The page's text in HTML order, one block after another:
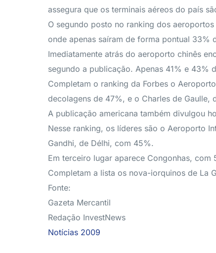
assegura que os terminais aéreos do país
O segundo posto no ranking dos
onde apenas saíram de forma pontual 33%
Imediatamente atrás do aeroporto chinês
segundo a publicação. Apenas 41% e 43%
Completam o ranking da Forbes o
decolagens de 47%, e o Charles de Gaulle,
A publicação americana também divulgou
Nesse ranking, os líderes são o Aeroporto
Gandhi, de Délhi, com 45%.
Em terceiro lugar aparece Congonhas,
Completam a lista os nova-iorquinos de La
Fonte:
Gazeta Mercantil
Redação InvestNews
Notícias 2009